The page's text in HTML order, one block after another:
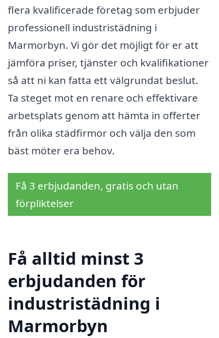
flera kvalificerade företag som erbjuder
professionell industristädning i
Marmorbyn. Vi gör det möjligt för er att
jämföra priser, tjänster och kvalifikationer
så att ni kan fatta ett välgrundat beslut.
Ta steget mot en renare och effektivare
arbetsplats genom att hämta in offerter
från olika städfirmor och välja den som
bäst möter era behov.
Få 3 erbjudanden, gratis och utan
förpliktelser
Få alltid minst 3
erbjudanden för
industristädning i
Marmorbyn